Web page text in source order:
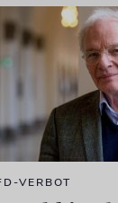
VERBOT